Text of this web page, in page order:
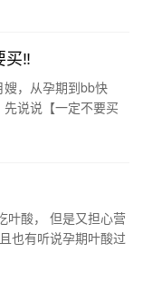
买‼
，从孕期到bb快
先说说【一定不要买
叶酸， 但是又担心营
也有听说孕期叶酸过